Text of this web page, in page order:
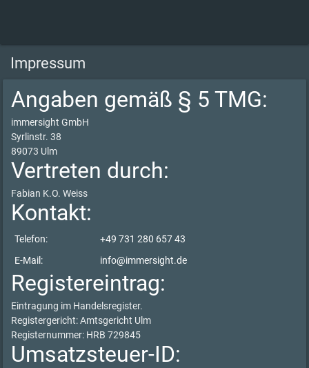
Impressum
Angaben gemäß § 5 TMG:
immersight GmbH
Syrlinstr. 38
89073 Ulm
Vertreten durch:
Fabian K.O. Weiss
Kontakt:
Telefon:
+49 731 280 657 43
E-Mail:
info@immersight.de
Registereintrag:
Eintragung im Handelsregister.
Registergericht: Amtsgericht Ulm
Registernummer: HRB 729845
Umsatzsteuer-ID: